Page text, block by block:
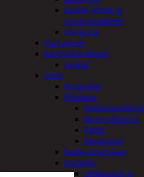
Sakset, liimat ja
muut tarvikkeet
Värikynät
Harrasteet
Käsityötarvikkeet
Langat
Lelut
Ilmapallot
Pihalelut
Muut pihalelut
Pallot
Vesipyssyt
Radio-ohjattavat
Sisälelut
Leikkiautot ja